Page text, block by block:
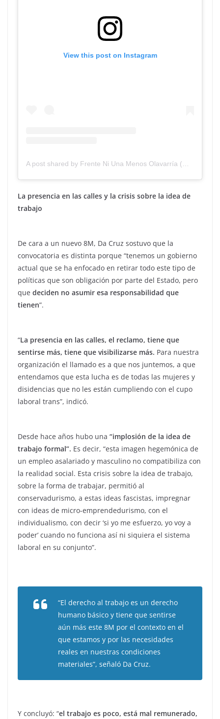
View this post on Instagram
A post shared by Frente Ni Una Menos Olavarría (@frenteniunamenosolavarria)
La presencia en las calles y la crisis sobre la idea de
trabajo
De cara a un nuevo 8M, Da Cruz sostuvo que la
convocatoria es distinta porque “tenemos un gobierno
actual que se ha enfocado en retirar todo este tipo de
políticas que son obligación por parte del Estado, pero
que deciden no asumir esa responsabilidad que
tienen”.
“La presencia en las calles, el reclamo, tiene que
sentirse más, tiene que visibilizarse más. Para nuestra
organización el llamado es a que nos juntemos, a que
entendamos que esta lucha es de todas las mujeres y
disidencias que no les están cumpliendo con el cupo
laboral trans”, indicó.
Desde hace años hubo una “implosión de la idea de
trabajo formal”. Es decir, “esta imagen hegemónica de
un empleo asalariado y masculino no compatibiliza con
la realidad social. Esta crisis sobre la idea de trabajo,
sobre la forma de trabajar, permitió al
conservadurismo, a estas ideas fascistas, impregnar
con ideas de micro-emprendedurismo, con el
individualismo, con decir ‘si yo me esfuerzo, yo voy a
poder’ cuando no funciona así ni siquiera el sistema
laboral en su conjunto”.
“El derecho al trabajo es un derecho
humano básico y tiene que sentirse
aún más este 8M por el contexto en el
que estamos y por las necesidades
reales en nuestras condiciones
materiales”, señaló Da Cruz.
Y concluyó: “el trabajo es poco, está mal remunerado,